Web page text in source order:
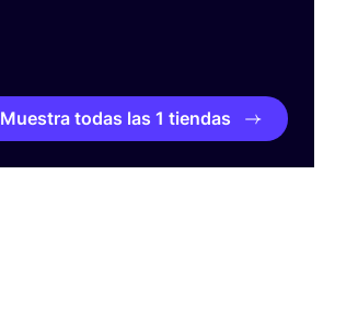
Muestra todas las 1 tiendas